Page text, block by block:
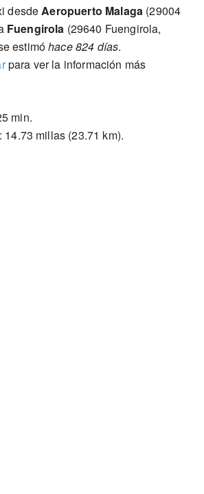
desdeAeropuerto Malaga (29004
Fuengirola (29640 Fuengirola,
estimóhace 824 días.
para ver la información más
min.
millas (23.71 km).